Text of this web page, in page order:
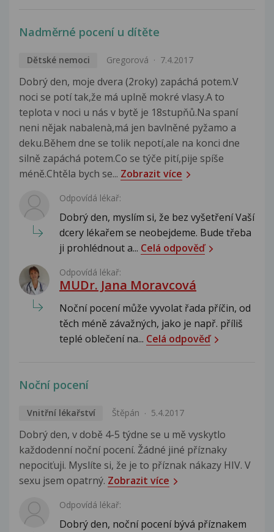
Nadměrné pocení u dítěte
Dětské nemoci Gregorová 7.4.2017
Dobrý den, moje dvera (2roky) zapáchá potem.V
noci se potí tak,že má uplně mokré vlasy.A to
teplota v noci u nás v bytě je 18stupňů.Na spaní
neni nějak nabalenà,má jen bavlněné pyžamo a
deku.Během dne se tolik nepotí,ale na konci dne
silně zapáchá potem.Co se týče pití,pije spíše
méně.Chtěla bych se... Zobrazit více
Odpovídá lékař:
Dobrý den, myslím si, že bez vyšetření Vaší
dcery lékařem se neobejdeme. Bude třeba
ji prohlédnout a... Celá odpověď
Odpovídá lékař:
MUDr. Jana Moravcová
Noční pocení může vyvolat řada příčin, od
těch méně závažných, jako je např. příliš
teplé oblečení na... Celá odpověď
Noční pocení
Vnitřní lékařství Štěpán 5.4.2017
Dobrý den, v době 4-5 týdne se u mě vyskytlo
každodenní noční pocení. Žádné jiné příznaky
nepociťuji. Myslíte si, že je to příznak nákazy HIV. V
sexu jsem opatrný. Zobrazit více
Odpovídá lékař:
Dobrý den, noční pocení bývá příznakem